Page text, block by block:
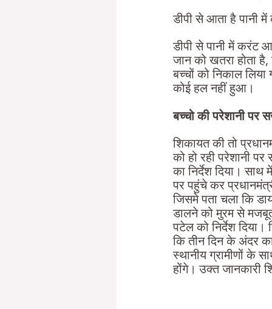
डीपी से आता है पानी
डीपी से पानी में
जान को खतरा होता
बच्चों को निकाल
कोई हल नहीं हुआ।
बच्चो की परेशानी पर
शिकायत की तो
को हो रही परेशानी
का निर्देश दिया।
पर पहुंचे कर
जिसमे पता चला कि
डालने को मुरम से
पटेल को निर्देश
कि तीन दिन के अंदर
स्थानीय ग्रामीणों के
होंगे। उक्त जानकारी